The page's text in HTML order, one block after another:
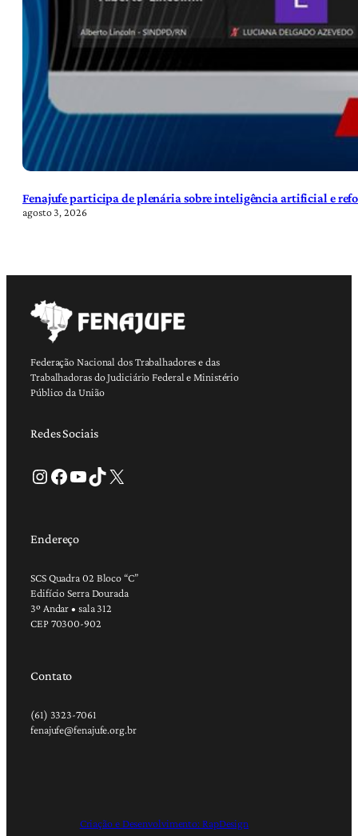
Fenajufe participa de plenária sobre inteligência artificial e
agosto 3, 2026
Federação Nacional dos Trabalhadores e das
Trabalhadoras do Judiciário Federal e Ministério
Público da União
Redes Sociais
Instagram Facebook Youtube TikTok X
Endereço
SCS Quadra 02 Bloco “C”
Edifício Serra Dourada
3º Andar • sala 312
CEP 70300-902
Contato
(61) 3323-7061
fenajufe@fenajufe.org.br
Criação e Desenvolvimento: RapDesign